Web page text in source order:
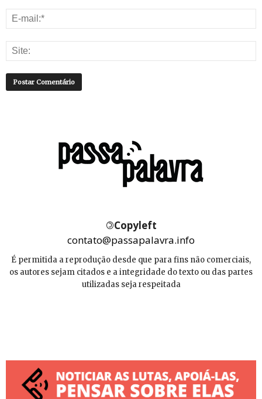
©Copyleft
contato@passapalavra.info
É permitida a reprodução desde que para fins não comerciais,
os autores sejam citados e a integridade do texto ou das partes
utilizadas seja respeitada